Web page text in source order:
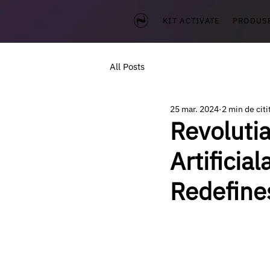
KIT ACTIVATE
All Posts
25 mar. 2024 2 min de